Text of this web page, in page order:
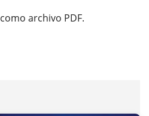
archivo PDF.